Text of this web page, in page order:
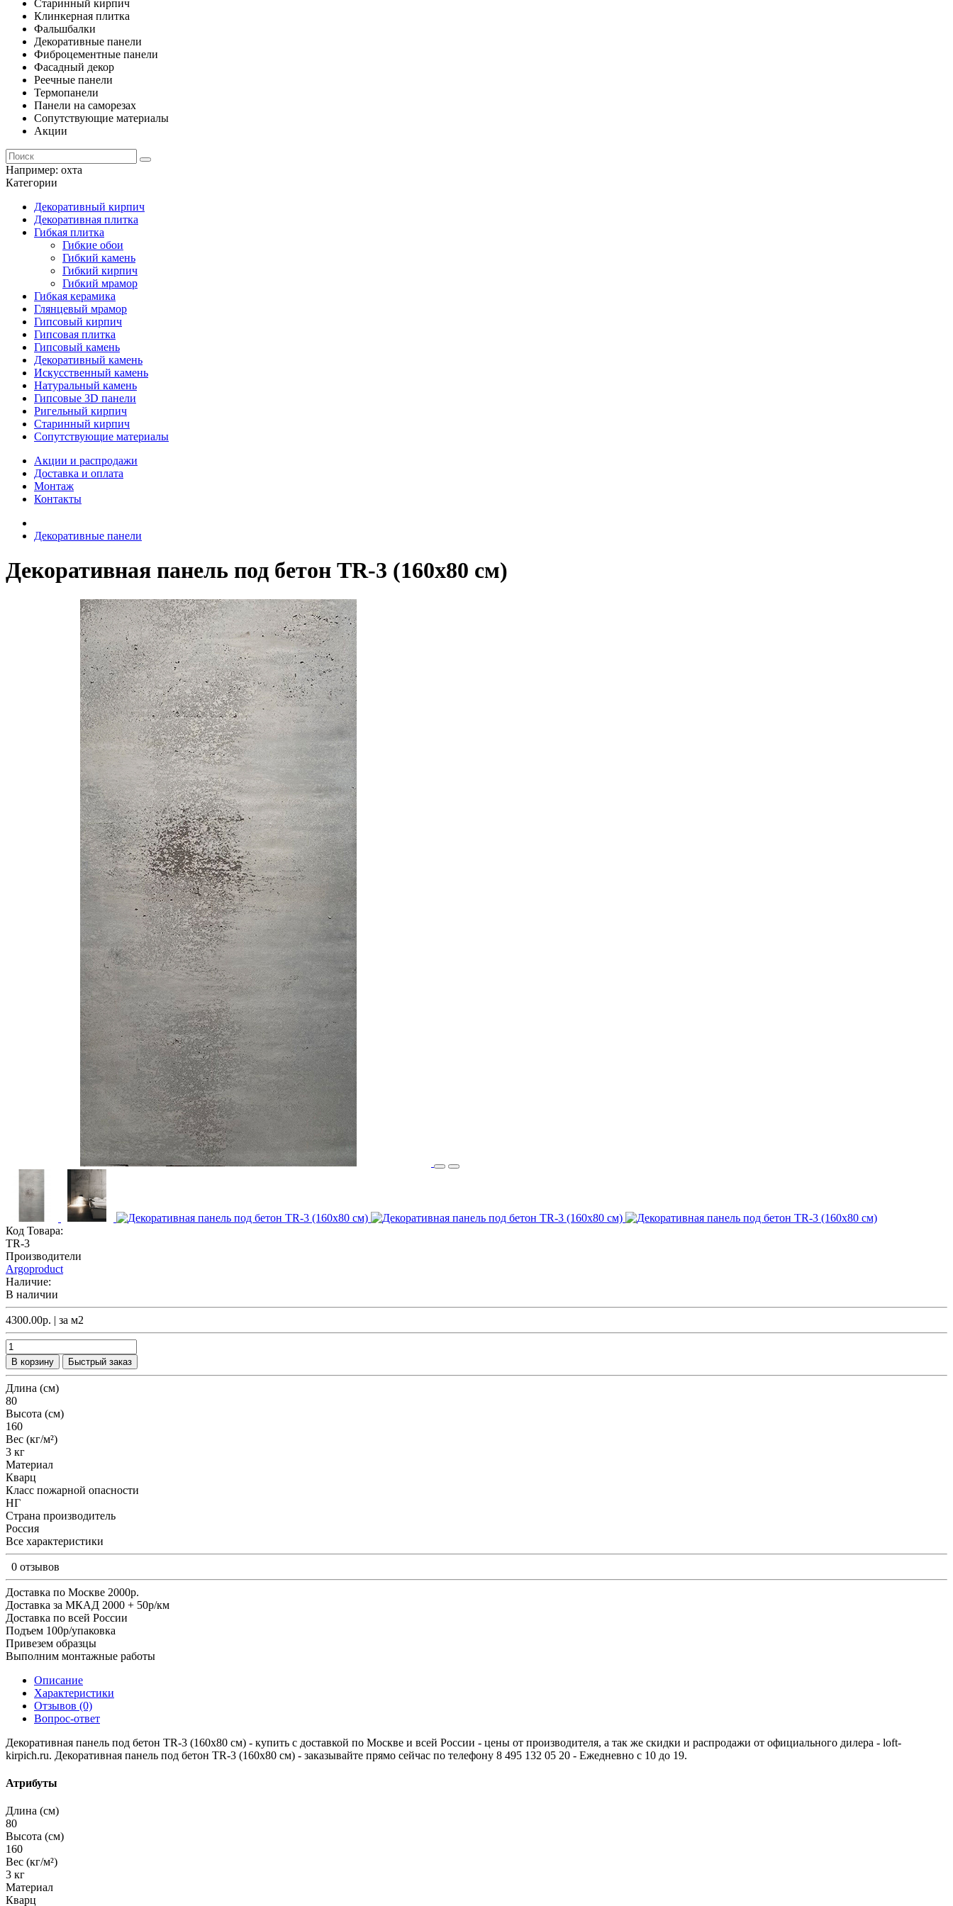
Старинный кирпич
Клинкерная плитка
Фальшбалки
Декоративные панели
Фиброцементные панели
Фасадный декор
Реечные панели
Термопанели
Панели на саморезах
Сопутствующие материалы
Акции
Например: охта
Категории
Декоративный кирпич
Декоративная плитка
Гибкая плитка
Гибкие обои
Гибкий камень
Гибкий кирпич
Гибкий мрамор
Гибкая керамика
Глянцевый мрамор
Гипсовый кирпич
Гипсовая плитка
Гипсовый камень
Декоративный камень
Искусственный камень
Натуральный камень
Гипсовые 3D панели
Ригельный кирпич
Старинный кирпич
Сопутствующие материалы
Акции и распродажи
Доставка и оплата
Монтаж
Контакты
Декоративные панели
Декоративная панель под бетон TR-3 (160х80 см)
Код Товара:
TR-3
Производители
Argoproduct
Наличие:
В наличии
4300.00р. | за м2
В корзину Быстрый заказ
Длина (см)
80
Высота (см)
160
Вес (кг/м²)
3 кг
Материал
Кварц
Класс пожарной опасности
НГ
Страна производитель
Россия
Все характеристики
0 отзывов
Доставка по Москве 2000р.
Доставка за МКАД 2000 + 50р/км
Доставка по всей России
Подъем 100р/упаковка
Привезем образцы
Выполним монтажные работы
Описание
Характеристики
Отзывов (0)
Вопрос-ответ
Декоративная панель под бетон TR-3 (160х80 см) - купить с доставкой по Москве и всей России - цены от производителя, а так же скидки и распродажи от официального дилера - loft-
kirpich.ru. Декоративная панель под бетон TR-3 (160х80 см) - заказывайте прямо сейчас по телефону 8 495 132 05 20 - Ежедневно с 10 до 19.
Атрибуты
Длина (см)
80
Высота (см)
160
Вес (кг/м²)
3 кг
Материал
Кварц